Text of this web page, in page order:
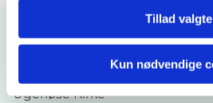
Tillad valgte
Kun nødvendige
Kirkekontoret
Ugerløse Kirke